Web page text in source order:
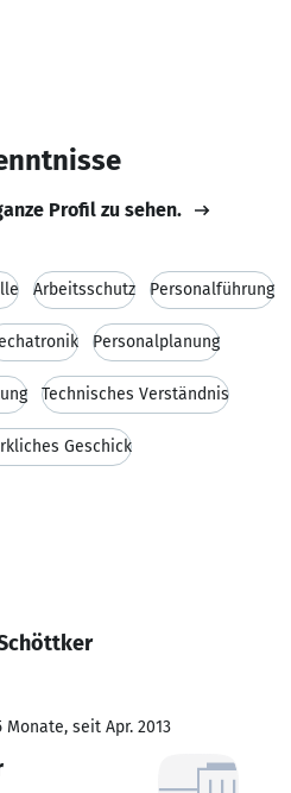
Profil zu sehen.
Arbeitsschutz Personalführung
Personalplanung
Technisches Verständnis
Geschick
Monate, seit Apr. 2013